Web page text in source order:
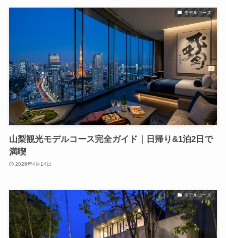
モデルコース
山梨観光モデルコース完全ガイド｜日帰り&1泊2日で
満喫
2026年4月14日
モデルコース